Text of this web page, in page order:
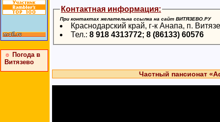
☼ Погода в
Витязево
Контактная информация:
При контактах желательна ссылка на сайт ВИТЯЗЕВО.РУ
Краснодарский край, г-к Анапа, п.
Тел.: 8 918 4313772; 8 (86133) 60576
Частный пансионат